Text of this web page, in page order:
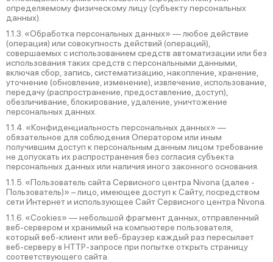
определяемому физическому лицу (субъекту персональных
данных).
1.1.3. «Обработка персональных данных» — любое действие
(операция) или совокупность действий (операций),
совершаемых с использованием средств автоматизации или без
использования таких средств с персональными данными,
включая сбор, запись, систематизацию, накопление, хранение,
уточнение (обновление, изменение), извлечение, использование,
передачу (распространение, предоставление, доступ),
обезличивание, блокирование, удаление, уничтожение
персональных данных.
1.1.4. «Конфиденциальность персональных данных» —
обязательное для соблюдения Оператором или иным
получившим доступ к персональным данным лицом требование
не допускать их распространения без согласия субъекта
персональных данных или наличия иного законного основания.
1.1.5. «Пользователь сайта Сервисного центра Nivona (далее ‑
Пользователь)» – лицо, имеющее доступ к Сайту, посредством
сети Интернет и использующее Сайт Сервисного центра Nivona.
1.1.6. «Cookies» — небольшой фрагмент данных, отправленный
веб-сервером и хранимый на компьютере пользователя,
который веб-клиент или веб-браузер каждый раз пересылает
веб-серверу в HTTP-запросе при попытке открыть страницу
соответствующего сайта.